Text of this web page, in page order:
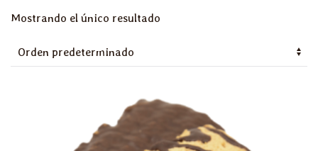
Mostrando el único resultado